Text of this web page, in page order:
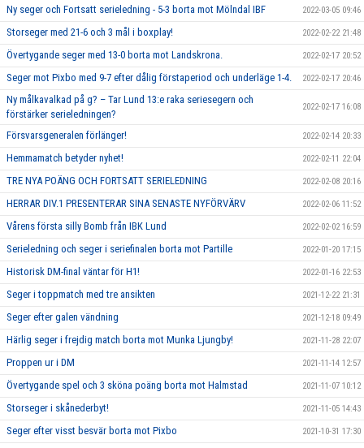
Ny seger och Fortsatt serieledning - 5-3 borta mot Mölndal IBF 2022-03-05 09:46
Storseger med 21-6 och 3 mål i boxplay! 2022-02-22 21:48
Övertygande seger med 13-0 borta mot Landskrona. 2022-02-17 20:52
Seger mot Pixbo med 9-7 efter dålig förstaperiod och underläge 1-4. 2022-02-17 20:46
Ny målkavalkad på g? – Tar Lund 13:e raka seriesegern och
förstärker serieledningen?
2022-02-17 16:08
Försvarsgeneralen förlänger! 2022-02-14 20:33
Hemmamatch betyder nyhet! 2022-02-11 22:04
TRE NYA POÄNG OCH FORTSATT SERIELEDNING 2022-02-08 20:16
HERRAR DIV.1 PRESENTERAR SINA SENASTE NYFÖRVÄRV 2022-02-06 11:52
Vårens första silly Bomb från IBK Lund 2022-02-02 16:59
Serieledning och seger i seriefinalen borta mot Partille 2022-01-20 17:15
Historisk DM-final väntar för H1! 2022-01-16 22:53
Seger i toppmatch med tre ansikten 2021-12-22 21:31
Seger efter galen vändning 2021-12-18 09:49
Härlig seger i frejdig match borta mot Munka Ljungby! 2021-11-28 22:07
Proppen ur i DM 2021-11-14 12:57
Övertygande spel och 3 sköna poäng borta mot Halmstad 2021-11-07 10:12
Storseger i skånederbyt! 2021-11-05 14:43
Seger efter visst besvär borta mot Pixbo 2021-10-31 17:30